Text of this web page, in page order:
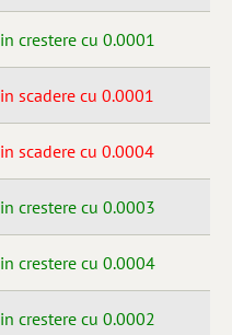
in crestere cu 0.0001
in scadere cu 0.0001
in scadere cu 0.0004
in crestere cu 0.0003
in crestere cu 0.0004
in crestere cu 0.0002